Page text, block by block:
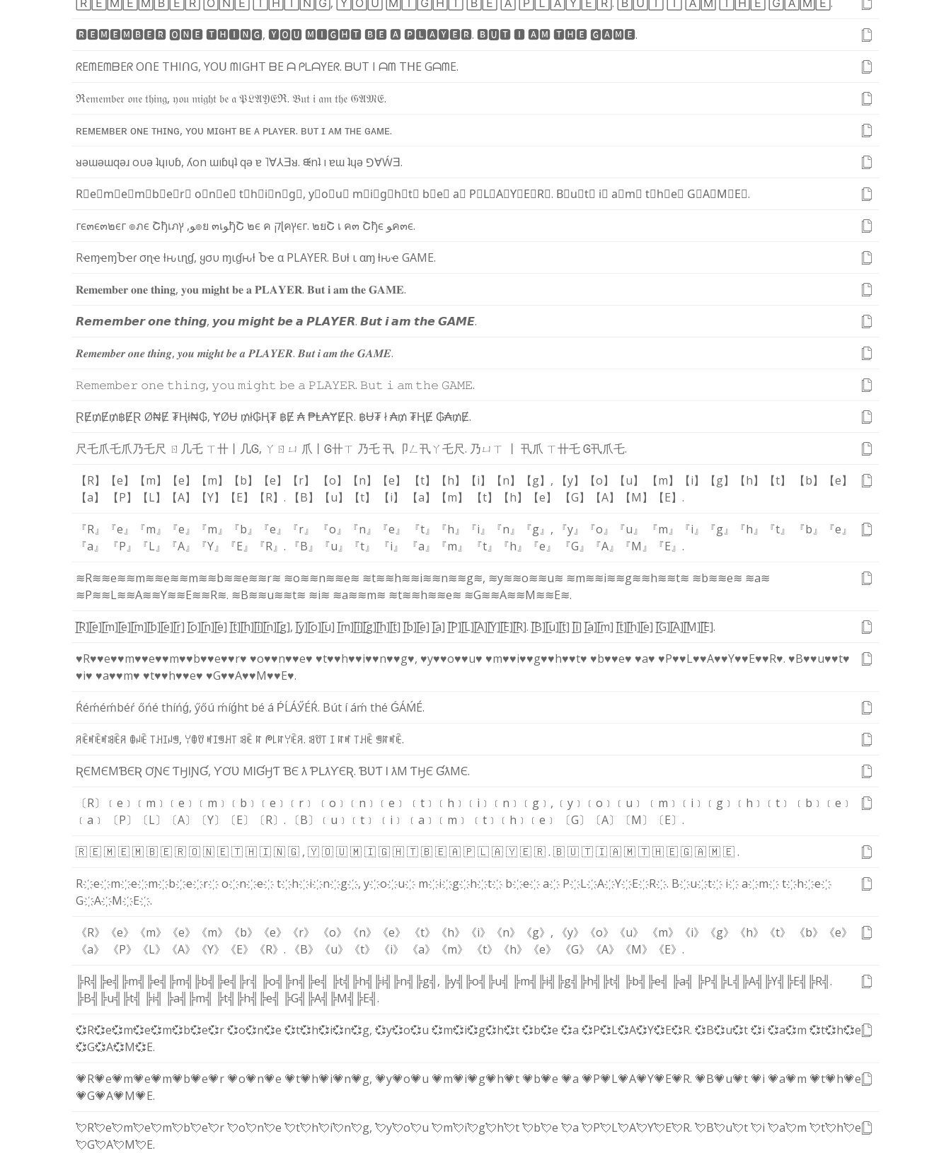
🆁🅴🅼🅴🅼🅱🅴🆁🅾🅽🅴🆃🅷🅸🅽🅶, 🆈🅾🆄🅼🅸🅶🅷🆃🅱🅴🅰🅿🅻🅰🆈🅴🆁. 🅱🆄🆃🅸🅰🅼🆃🅷🅴🅶🅰🅼🅴.
ᖇEᗰEᗰᗷEᖇOᑎE TᕼIᑎG, YOᑌ ᗰIGᕼT ᗷE ᗩᑭᒪᗩYEᖇ. ᗷᑌT I ᗩᗰ TᕼE GᗩᗰE.
ℜ𝔢𝔪𝔢𝔪𝔟𝔢𝔯 𝔬𝔫𝔢𝔱𝔥𝔦𝔫𝔤, 𝔶𝔬𝔲𝔪𝔦𝔤𝔥𝔱𝔟𝔢 𝔞𝔓𝔏𝔄𝔜𝔈ℜ. 𝔅𝔲𝔱𝔦 𝔞𝔪𝔱𝔥𝔢 𝔊𝔄𝔐𝔈.
ʀᴇᴍᴇᴍʙᴇʀ ᴏɴᴇᴛʜɪɴɢ, ʏᴏᴜ ᴍɪɢʜᴛ ʙᴇᴀ ᴘʟᴀʏᴇʀ. ʙᴜᴛɪᴀᴍ ᴛʜᴇɢᴀᴍᴇ.
ᴚǝɯǝɯqǝɹoυǝʇɥıυɓ, ʎon ɯıɓɥʇqǝɐ ˥∀⅄Ǝᴚ. ᙠnʇ ı ɐɯʇɥǝ ⅁∀ẂƎ.
R⃣e⃣m⃣e⃣m⃣b⃣e⃣r⃣ o⃣n⃣e⃣ t⃣h⃣i⃣n⃣g⃣, y⃣o⃣u⃣ m⃣i⃣g⃣h⃣t⃣ b⃣e⃣ a⃣ P⃣L⃣A⃣Y⃣E⃣R⃣. B⃣u⃣t⃣ i⃣ a⃣m⃣ t⃣h⃣e⃣ G⃣A⃣M⃣E⃣.
гє๓є๓๒єг๏ภє Շђเภ ﻮ, ץ ๏ย ๓เﻮђՇ ๒є ค קɭคץєг. ๒ยՇ เ ค๓ Շђє ﻮค๓є.
RҽɱҽɱႦҽɾσɳҽ ƚԋιɳɠ, ყσυ ɱιɠԋƚႦҽ α PLAYER. Bυƚ ιαɱƚԋҽ GAME.
𝐑𝐞𝐦𝐞𝐦𝐛𝐞𝐫𝐨𝐧𝐞𝐭𝐡𝐢𝐧𝐠, 𝐲𝐨𝐮𝐦𝐢𝐠𝐡𝐭𝐛𝐞𝐚𝐏𝐋𝐀𝐘𝐄𝐑. 𝐁𝐮𝐭𝐢𝐚𝐦𝐭𝐡𝐞𝐆𝐀𝐌𝐄.
𝙍𝙚𝙢𝙚𝙢𝙗𝙚𝙧𝙤𝙣𝙚𝙩𝙝𝙞𝙣𝙜, 𝙮𝙤𝙪𝙢𝙞𝙜𝙝𝙩𝙗𝙚𝙖 𝙋𝙇𝘼𝙔𝙀𝙍. 𝘽𝙪𝙩𝙞𝙖𝙢 𝙩𝙝𝙚𝙂𝘼𝙈𝙀.
𝑹𝒆𝒎𝒆𝒎𝒃𝒆𝒓𝒐𝒏𝒆𝒕𝒉𝒊𝒏𝒈, 𝒚𝒐𝒖 𝒎𝒊𝒈𝒉𝒕𝒃𝒆𝒂 𝑷𝑳𝑨𝒀𝑬𝑹. 𝑩𝒖𝒕𝒊𝒂𝒎𝒕𝒉𝒆𝑮𝑨𝑴𝑬.
𝚁𝚎𝚖𝚎𝚖𝚋𝚎𝚛 𝚘𝚗𝚎 𝚝𝚑𝚒𝚗𝚐, 𝚢𝚘𝚞 𝚖𝚒𝚐𝚑𝚝 𝚋𝚎 𝚊 𝙿𝙻𝙰𝚈𝙴𝚁. 𝙱𝚞𝚝 𝚒 𝚊𝚖 𝚝𝚑𝚎 𝙶𝙰𝙼𝙴.
ⱤɆ₥Ɇ₥฿ɆⱤ Ø₦Ɇ ₮Ⱨł₦₲, ɎØɄ ₥ł₲Ⱨ₮ ฿Ɇ ₳₱Ⱡ₳ɎɆⱤ. ฿Ʉ₮ł₳₥₮ⱧɆ ₲₳₥Ɇ.
尺乇爪乇爪乃乇尺 ㄖ 几乇 ㄒ卄 丨 几Ꮆ, ㄚ ㄖ ㄩ 爪 丨 Ꮆ卄ㄒ 乃乇卂 卩ㄥ卂ㄚ乇尺. 乃ㄩ ㄒ 丨 卂爪 ㄒ卄乇Ꮆ卂爪乇.
【R】 【e】 【m】 【e】 【m】 【b】 【e】 【r】 【o】 【n】 【e】 【t】 【h】 【i】 【n】 【g】 , 【y】 【o】 【u】 【m】 【i】 【g】 【h】 【t】 【b】
【e】
【a】
【P】 【L】 【A】 【Y】 【E】 【R】 . 【B】 【u】 【t】 【i】 【a】 【m】 【t】 【h】 【e】 【G】 【A】 【M】 【E】 .
『R』 『e』 『m』 『e』 『m』 『b』 『e』 『r』 『o』 『n』 『e』 『t』 『h』 『i』 『n』 『g』 , 『y』 『o』 『u』 『m』 『i』 『g』 『h』 『t』 『b』
『e』
『a』
『P』 『L』 『A』 『Y』 『E』 『R』 . 『B』 『u』 『t』 『i』 『a』 『m』 『t』 『h』 『e』 『G』 『A』 『M』 『E』 .
≋R≋≋e≋≋m≋≋e≋≋m≋≋b≋≋e≋≋r≋ ≋o≋≋n≋≋e≋ ≋t≋≋h≋≋i≋≋n≋≋g≋, ≋y≋≋o≋≋u≋ ≋m≋≋i≋≋g≋≋h≋≋t≋ ≋b≋≋e≋ ≋a≋
≋P≋≋L≋≋A≋≋Y≋≋E≋≋R≋. ≋B≋≋u≋≋t≋ ≋i≋ ≋a≋≋m≋ ≋t≋≋h≋≋e≋ ≋G≋≋A≋≋M≋≋E≋.
[̲̅R][̲̅e][̲̅m][̲̅e][̲̅m][̲̅b][̲̅e][̲̅r] [̲̅o][̲̅n][̲̅e] [̲̅t][̲̅h][̲̅i][̲̅n][̲̅g], [̲̅y][̲̅o][̲̅u] [̲̅m][̲̅i][̲̅g][̲̅h][̲̅t] [̲̅b][̲̅e] [̲̅a] [̲̅P][̲̅L][̲̅A][̲̅Y][̲̅E][̲̅R]. [̲̅B][̲̅u][̲̅t] [̲̅i] [̲̅a][̲̅m] [̲̅t][̲̅h][̲̅e] [̲̅G][̲̅A][̲̅M][̲̅E].
♥R♥♥e♥♥m♥♥e♥♥m♥♥b♥♥e♥♥r♥ ♥o♥♥n♥♥e♥ ♥t♥♥h♥♥i♥♥n♥♥g♥, ♥y♥♥o♥♥u♥ ♥m♥♥i♥♥g♥♥h♥♥t♥ ♥b♥♥e♥ ♥a♥ ♥P♥♥L♥♥A♥♥Y♥♥E♥♥R♥. ♥B♥♥u♥♥t♥
♥i♥ ♥a♥♥m♥ ♥t♥♥h♥♥e♥ ♥G♥♥A♥♥M♥♥E♥.
Ŕéḿéḿbéŕ őńé thíńǵ, ӳőú ḿíǵht bé á ṔĹÁӲÉŔ. Bút íáḿ thé ǴÁḾÉ.
ꋪꍟꎭꍟꎭꌃꍟꋪ ꂦꈤꍟ ꓄ꃅꀤꈤꁅ, ꌩꂦꀎ ꎭꀤꁅꃅ꓄ ꌃꍟ ꍏ ᖘ꒒ꍏꌩꍟꋪ. ꌃꀎ꓄ ꀤ ꍏꎭ꓄ꃅꍟ ꁅꍏꎭꍟ.
ƦЄMЄMƁЄƦ ƠƝЄƬӇƖƝƓ, ƳƠƲ MƖƓӇƬƁЄƛƤԼƛƳЄƦ. ƁƲƬ Ɩ ƛM ƬӇЄƓƛMЄ.
〔R〕 ﹝e﹞ ﹝m﹞ ﹝e﹞ ﹝m﹞ ﹝b﹞ ﹝e﹞ ﹝r﹞ ﹝o﹞ ﹝n﹞ ﹝e﹞ ﹝t﹞ ﹝h﹞ ﹝i﹞ ﹝n﹞ ﹝g﹞ , ﹝y﹞ ﹝o﹞ ﹝u﹞ ﹝m﹞ ﹝i﹞ ﹝g﹞ ﹝h﹞ ﹝t﹞ ﹝b﹞ ﹝e﹞
﹝a﹞
〔P〕 〔L〕 〔A〕 〔Y〕 〔E〕 〔R〕 . 〔B〕 ﹝u﹞ ﹝t﹞ ﹝i﹞ ﹝a﹞ ﹝m﹞ ﹝t﹞ ﹝h﹞ ﹝e﹞ 〔G〕 〔A〕 〔M〕 〔E〕 .
🇷🇪🇲🇪🇲🇧🇪🇷🇴🇳🇪🇹🇭🇮🇳🇬 , 🇾🇴🇺🇲🇮🇬🇭🇹🇧🇪🇦🇵🇱🇦🇾🇪🇷. 🇧🇺🇹🇮🇦🇲🇹🇭🇪🇬🇦🇲🇪.
R҉e҉m҉e҉m҉b҉e҉r҉o҉n҉e҉t҉h҉i҉n҉g҉, y҉o҉u҉ m҉i҉g҉h҉t҉ b҉e҉a҉ P҉L҉A҉Y҉E҉R҉. B҉u҉t҉ i҉a҉m҉t҉h҉e҉
G҉A҉M҉E҉.
《R》 《e》 《m》 《e》 《m》 《b》 《e》 《r》 《o》 《n》 《e》 《t》 《h》 《i》 《n》 《g》 , 《y》 《o》 《u》 《m》 《i》 《g》 《h》 《t》 《b》
《e》
《a》
《P》 《L》 《A》 《Y》 《E》 《R》 . 《B》 《u》 《t》 《i》 《a》 《m》 《t》 《h》 《e》 《G》 《A》 《M》 《E》 .
╠R╣ ╠e╣ ╠m╣ ╠e╣ ╠m╣ ╠b╣ ╠e╣ ╠r╣ ╠o╣ ╠n╣ ╠e╣ ╠t╣ ╠h╣ ╠i╣ ╠n╣ ╠g╣ , ╠y╣ ╠o╣ ╠u╣ ╠m╣ ╠i╣ ╠g╣ ╠h╣ ╠t╣ ╠b╣ ╠e╣ ╠a╣ ╠P╣ ╠L╣ ╠A╣ ╠Y╣ ╠E╣ ╠R╣ .
╠B╣ ╠u╣ ╠t╣ ╠i╣ ╠a╣ ╠m╣ ╠t╣ ╠h╣ ╠e╣ ╠G╣ ╠A╣ ╠M╣ ╠E╣ .
💞R💞e💞m💞e💞m💞b💞e💞r💞o💞n💞e 💞t💞h💞i💞n💞g, 💞y💞o💞u 💞m💞i💞g💞h💞t💞b💞e 💞a 💞P💞L💞A💞Y💞E💞R. 💞B💞u💞t💞i 💞a💞m 💞t💞h💞e
💞G💞A💞M💞E.
💗R💗e💗m💗e💗m💗b💗e💗r 💗o💗n💗e 💗t💗h💗i💗n💗g, 💗y💗o💗u 💗m💗i💗g💗h💗t 💗b💗e 💗a 💗P💗L💗A💗Y💗E💗R. 💗B💗u💗t 💗i 💗a💗m 💗t💗h💗e
💗G💗A💗M💗E.
💘R💘e💘m💘e💘m💘b💘e💘r💘o💘n💘e 💘t💘h💘i💘n💘g, 💘y💘o💘u 💘m💘i💘g💘h💘t💘b💘e 💘a 💘P💘L💘A💘Y💘E💘R. 💘B💘u💘t💘i 💘a💘m 💘t💘h💘e
💘G💘A💘M💘E.